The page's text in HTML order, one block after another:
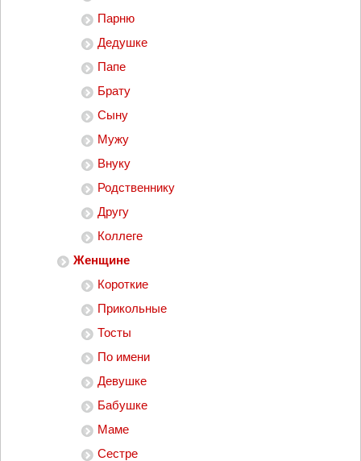
Парню
Дедушке
Папе
Брату
Сыну
Мужу
Внуку
Родственнику
Другу
Коллеге
Женщине
Короткие
Прикольные
Тосты
По имени
Девушке
Бабушке
Маме
Сестре